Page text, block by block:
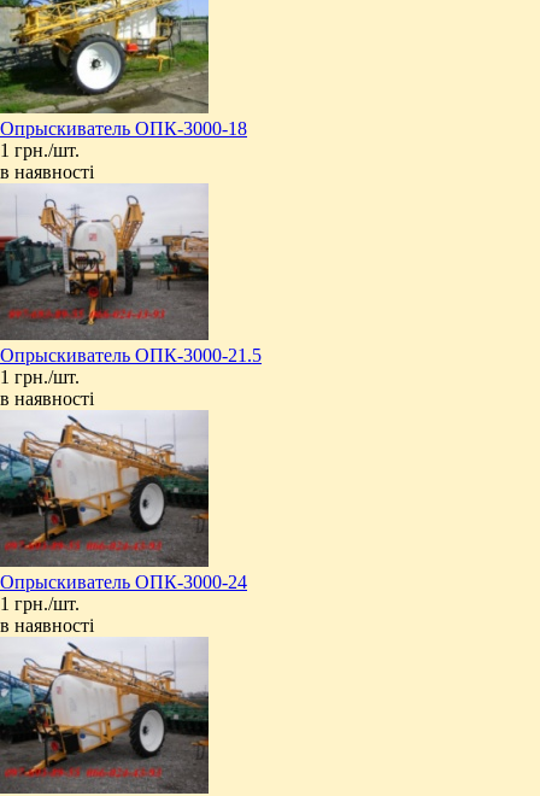
Опрыскиватель ОПК-3000-18
1 грн./шт.
в наявності
Опрыскиватель ОПК-3000-21.5
1 грн./шт.
в наявності
Опрыскиватель ОПК-3000-24
1 грн./шт.
в наявності